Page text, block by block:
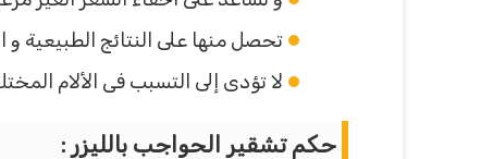
تحصل منها على النتائج الطبيعية و
لا تؤدى إلى التسبب فى الألام
حكم تشقير الحواجب بالليزر :